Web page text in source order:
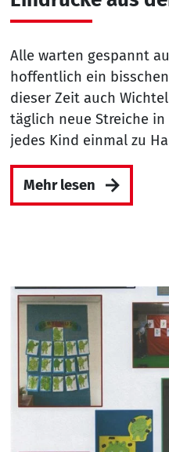
Alle warten gespannt
hoffentlich ein
dieser Zeit auch
täglich neue Streiche
jedes Kind einmal zu
Mehr lesen